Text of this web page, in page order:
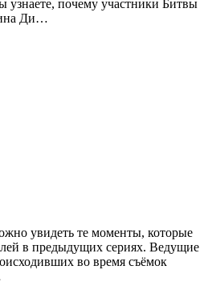
узнаете, почему участники Битвы
Ди…
увидеть те моменты, которые
в предыдущих сериях. Ведущие
во время съёмок